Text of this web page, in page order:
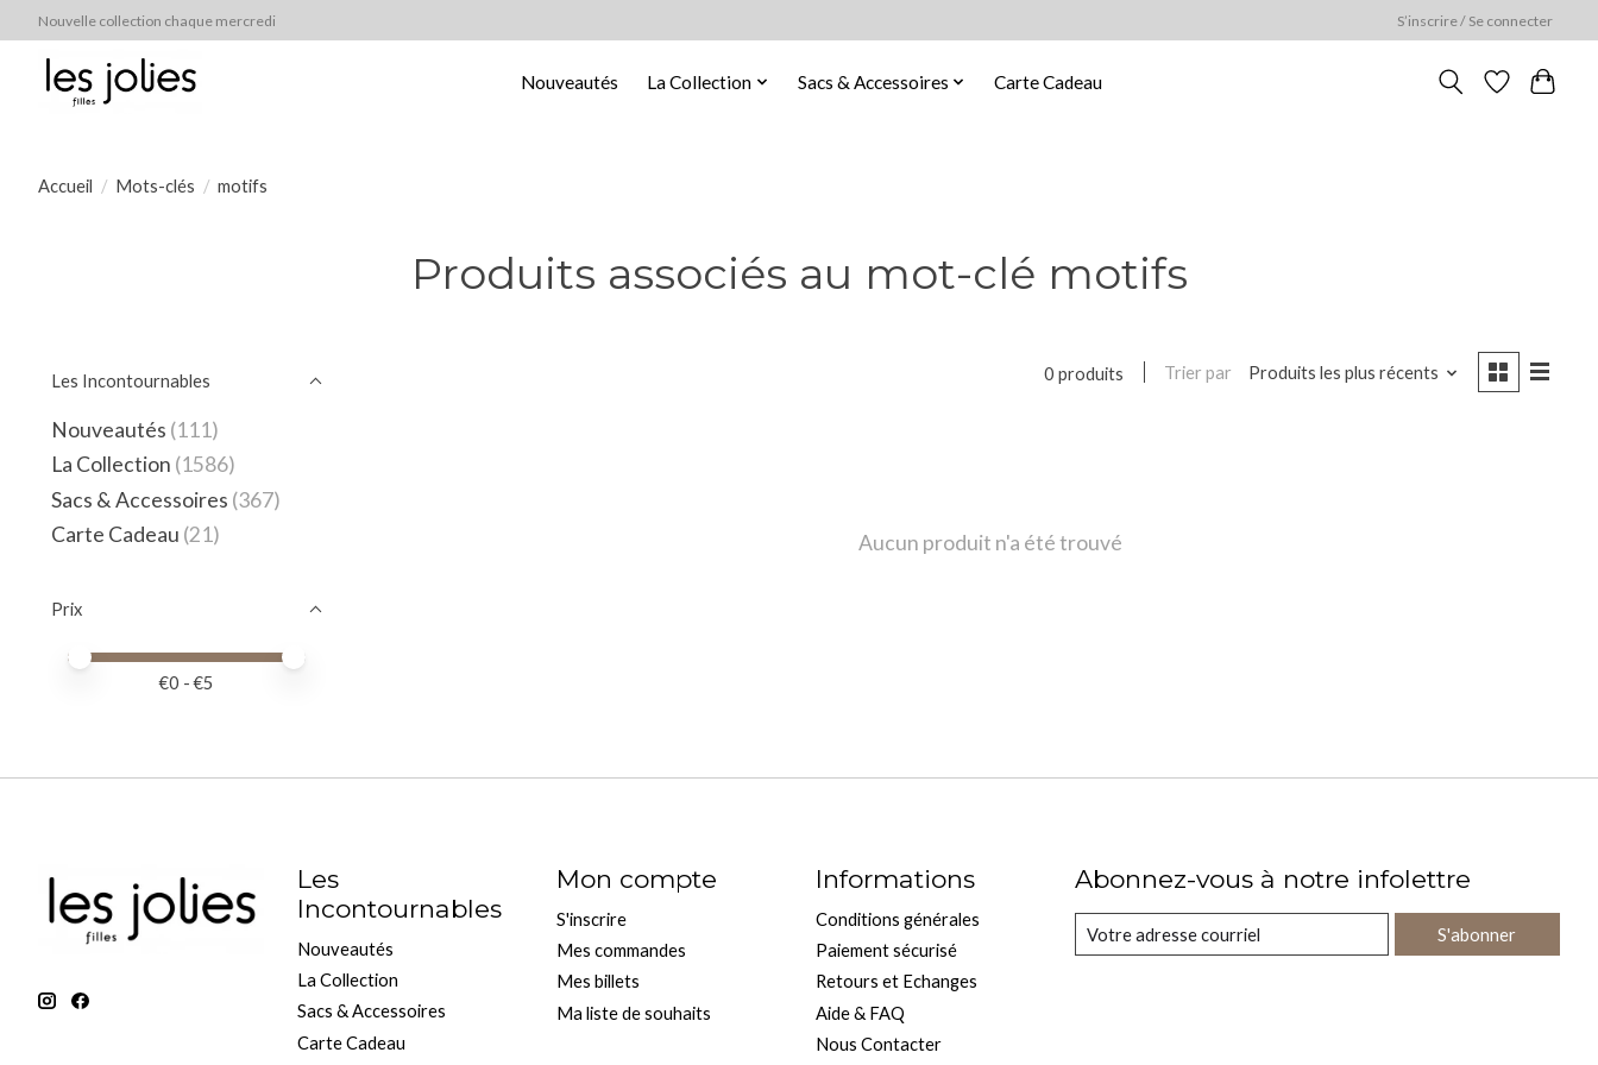
Nouvelle collection chaque mercredi S’inscrire / Se connecter
Nouveautés La Collection Sacs & Accessoires Carte Cadeau
Accueil / Mots-clés / motifs
Produits associés au mot-clé motifs
Les Incontournables
Nouveautés (111)
La Collection (1586)
Sacs & Accessoires (367)
Carte Cadeau (21)
Prix
Prix minimum
Price maximum value
€0 - €5
0 produits Trier par Produits les plus récents
Aucun produit n'a été trouvé
Les
Incontournables
Nouveautés
La Collection
Sacs & Accessoires
Carte Cadeau
Mon compte
S'inscrire
Mes commandes
Mes billets
Ma liste de souhaits
Informations
Conditions générales
Paiement sécurisé
Retours et Echanges
Aide & FAQ
Nous Contacter
Abonnez-vous à notre infolettre
S'abonner